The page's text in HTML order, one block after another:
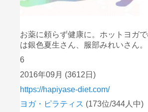
お薬に頼らず健康に。ホットヨガ
は銀色夏生さん、服部みれいさん。
6
2016年09月 (3612日)
https://hapiyase-diet.com/
ヨガ・ピラティス (173位/344人中)